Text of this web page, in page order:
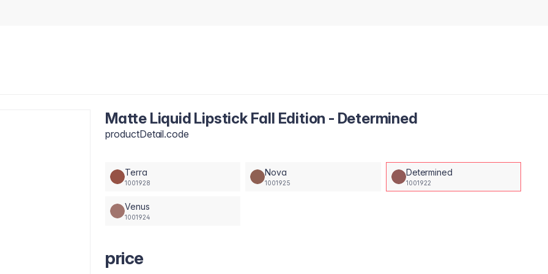
Matte Liquid Lipstick Fall Edition - Determined
productDetail.code
Terra
1001928
Nova
1001925
Determined
1001922
Venus
1001924
price